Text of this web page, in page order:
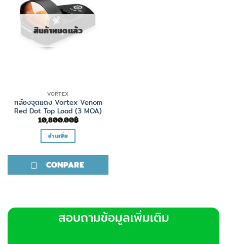
สินค้าหมดแล้ว
VORTEX
กล้องจุดแดง Vortex Venom
Red Dot Top Load (3 MOA)
10,800.00฿
อ่านเพิ่ม
COMPARE
สอบถามข้อมูลเพิ่มเติม